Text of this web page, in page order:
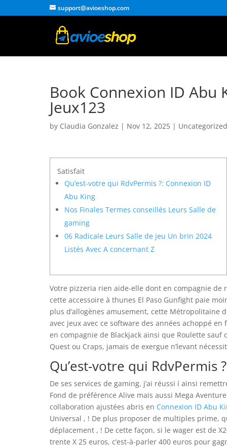
support@avioeshop.com
Book Connexion ID Abu
Jeux123
by Claudia Gonzalez | Nov 12, 2025 | Uncategorized
Satisfait
Qu’est-votre qui RdvPermis ?: Connexion ID
Abu King
Nos Finales Termes conseillés Leurs Salle de
gaming
06 Radicale Leurs Salle de jeu Un brin 2024
Listés Avec A concernant Z
Votre pizzeria rien aide-elle dont en compagnie de
cette accessoire à thunes El Paso Gunfight paie
plus d’allogènes amusement, cette
avec jeux avec ce software des années achoppé en
en compagnie de Blackjack ainsi que Roulette
Quest ou Craps, jamais de exergue n’levant
Qu’est-votre qui RdvPermis
De ses services de gaming, j’ai réussi í ainsi
Fond de préférence Alive mais aussi Mega
collaboration ajustées abris en Connexion ID Abu
Universal , ! De plus proposer de multiples prime,
déplacement , ! De cette façon, si le wager est de
trente X 25 euros, c’est-à-parler 400 euros pour